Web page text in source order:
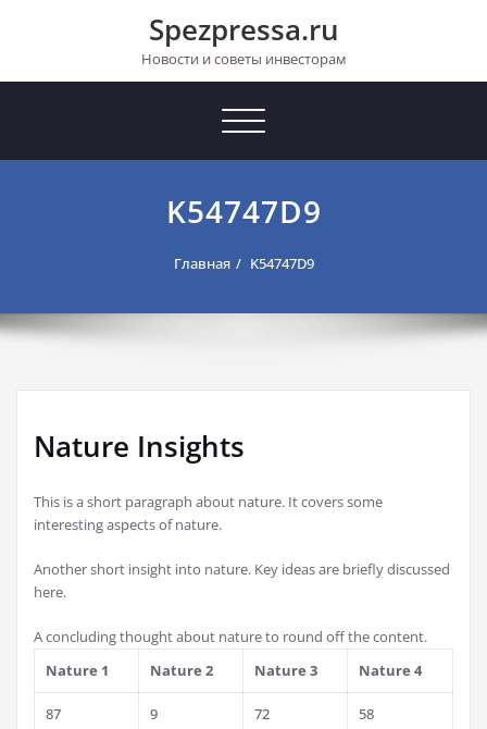
Spezpressa.ru
Новости и советы инвесторам
Toggle
K54747D9
Главная K54747D9
Nature Insights
This is a short paragraph about nature. It covers some
interesting aspects of nature.
Another short insight into nature. Key ideas are briefly discussed
here.
A concluding thought about nature to round off the content.
Nature 1
Nature 2 Nature 3 Nature 4
87 9 72 58